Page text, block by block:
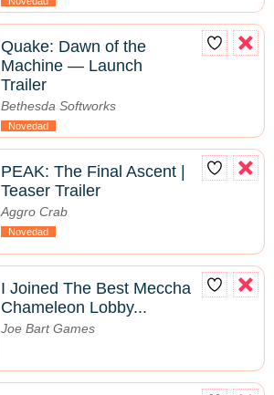
Quake: Dawn of the
Machine — Launch
Trailer
Bethesda Softworks
Novedad
PEAK: The Final Ascent |
Teaser Trailer
Aggro Crab
Novedad
I Joined The Best Meccha
Chameleon Lobby...
Joe Bart Games